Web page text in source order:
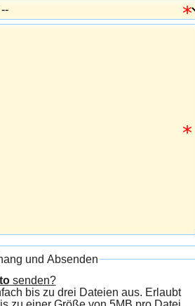
und Absenden
senden?
zu drei Dateien aus. Erlaubt